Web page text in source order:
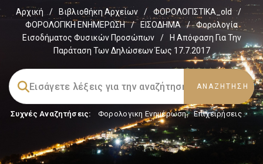
Αρχική / Βιβλιοθήκη Αρχείων / ΦΟΡΟΛΟΓΙΣΤΙΚΑ_old
/
ΦΟΡΟΛΟΓΙΚΗ ΕΝΗΜΕΡΩΣΗ
/ ΕΙΣΟΔΗΜΑ /
Φορολογία
Εισοδήματος Φυσικών Προσώπων
/
Η Απόφαση Για Την
Παράταση Των Δηλώσεων Έως 17.7.2017
Συχνές Αναζητήσεις: Φορολογικη Ενημέρωση, Επιχειρήσεις